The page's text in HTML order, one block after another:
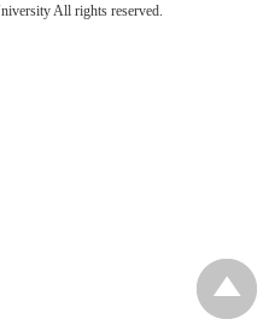
All rights reserved.